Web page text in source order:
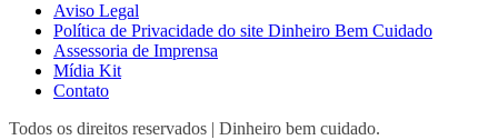
Aviso Legal
Política de Privacidade do site Dinheiro Bem Cuidado
Assessoria de Imprensa
Mídia Kit
Contato
Todos os direitos reservados | Dinheiro bem cuidado.